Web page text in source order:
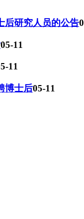
后研究人员的公告
05-11
11
博士后05-11